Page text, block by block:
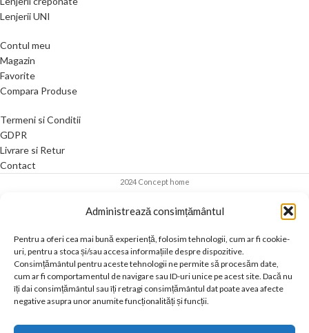
Administrează consimțământul
Pentru a oferi cea mai bună experiență, folosim tehnologii, cum ar fi cookie-
uri, pentru a stoca și/sau accesa informațiile despre dispozitive.
Consimțământul pentru aceste tehnologii ne permite să procesăm date,
cum ar fi comportamentul de navigare sau ID-uri unice pe acest site. Dacă nu
îți dai consimțământul sau îți retragi consimțământul dat poate avea afecte
negative asupra unor anumite funcționalități și funcții.
Lenjerii UNI
Contul meu
Magazin
Favorite
Compara Produse
Termeni si Conditii
GDPR
Livrare si Retur
Contact
2024 Concept home